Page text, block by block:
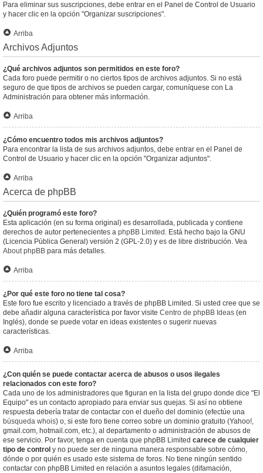
Para eliminar sus suscripciones, debe entrar en el Panel de Control de Usuario
y hacer clic en la opción "Organizar suscripciones".
Arriba
Archivos Adjuntos
¿Qué archivos adjuntos son permitidos en este foro?
Cada foro puede permitir o no ciertos tipos de archivos adjuntos. Si no está
seguro de que tipos de archivos se pueden cargar, comuníquese con La
Administración para obtener más información.
Arriba
¿Cómo encuentro todos mis archivos adjuntos?
Para encontrar la lista de sus archivos adjuntos, debe entrar en el Panel de
Control de Usuario y hacer clic en la opción "Organizar adjuntos".
Arriba
Acerca de phpBB
¿Quién programó este foro?
Esta aplicación (en su forma original) es desarrollada, publicada y contiene
derechos de autor pertenecientes a phpBB Limited . Está hecho bajo la GNU
(Licencia Pública General) versión 2 (GPL-2.0) y es de libre distribución. Vea
About phpBB para más detalles.
Arriba
¿Por qué este foro no tiene tal cosa?
Este foro fue escrito y licenciado a través de phpBB Limited. Si usted cree que se
debe añadir alguna característica por favor visite Centro de phpBB Ideas (en
Inglés), donde se puede votar en ideas existentes o sugerir nuevas
características.
Arriba
¿Con quién se puede contactar acerca de abusos o usos ilegales
relacionados con este foro?
Cada uno de los administradores que figuran en la lista del grupo donde dice "El
Equipo" es un contacto apropiado para enviar sus quejas. Si así no obtiene
respuesta debería tratar de contactar con el dueño del dominio (efectúe una
búsqueda whois) o, si este foro tiene correo sobre un dominio gratuito (Yahoo!,
gmail.com, hotmail.com, etc.), al departamento o administración de abusos de
ese servicio. Por favor, tenga en cuenta que phpBB Limited carece de cualquier
tipo de control y no puede ser de ninguna manera responsable sobre cómo,
dónde o por quién es usado este sistema de foros. No tiene ningún sentido
contactar con phpBB Limited en relación a asuntos legales (difamación,